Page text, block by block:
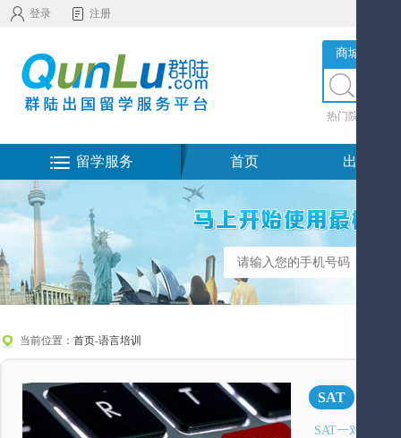
登录 注册
商城服务
热门院校
留学服务 首页 出国留学
当前位置： 首页-语言培训
SAT
SAT一对一冲